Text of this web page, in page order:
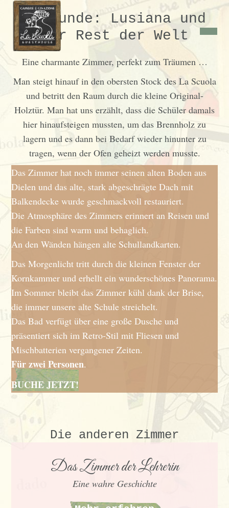
Erdkunde: Lusiana und
der Rest der Welt
Eine charmante Zimmer, perfekt zum Träumen …
Man steigt hinauf in den obersten Stock des La Scuola
und betritt den Raum durch die kleine Original-
Holztür. Man hat uns erzählt, dass die Schüler damals
hier hinaufsteigen mussten, um das Brennholz zu
lagern und es dann bei Bedarf wieder hinunter zu
tragen, wenn der Ofen geheizt werden musste.
Das Zimmer hat noch immer seinen alten Boden aus
Dielen und das alte, stark abgeschrägte Dach mit
Balkendecke wurde geschmackvoll restauriert.
Die Atmosphäre des Zimmers erinnert an Reisen und
die Farben sind warm und behaglich.
An den Wänden hängen alte Schullandkarten.
Das Morgenlicht tritt durch die kleinen Fenster der
Kornkammer und erhellt ein wunderschönes Panorama.
Im Sommer bleibt das Zimmer kühl dank der Brise,
die immer unsere alte Schule streichelt.
Das Bad verfügt über eine große Dusche und
präsentiert sich im Retro-Stil mit Fliesen und
Mischbatterien vergangener Zeiten.
Für zwei Personen.
BUCHE JETZT!
Die anderen Zimmer
Das Zimmer der Lehrerin
Eine wahre Geschichte